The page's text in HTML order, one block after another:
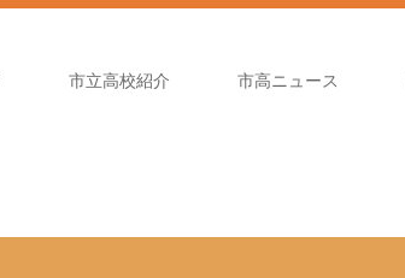
市立高校紹介 市高ニュース